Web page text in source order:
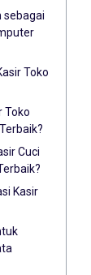
sebagai
Toko
Toko
Cuci
Kasir